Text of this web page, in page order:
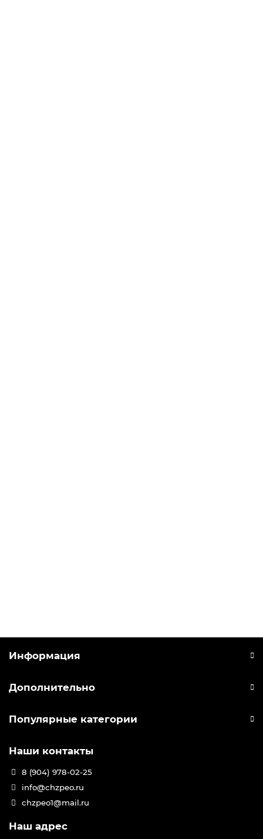
Информация
Дополнительно
Популярные категории
Наши контакты
8 (904) 978-02-25
info@chzpeo.ru
chzpeo1@mail.ru
Наш адрес